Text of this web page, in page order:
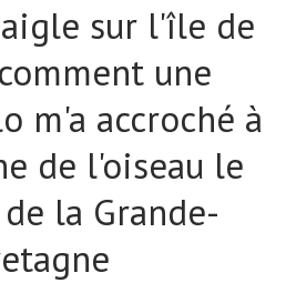
sur l'île de
une
m'a accroché à
de l'oiseau le
la Grande-